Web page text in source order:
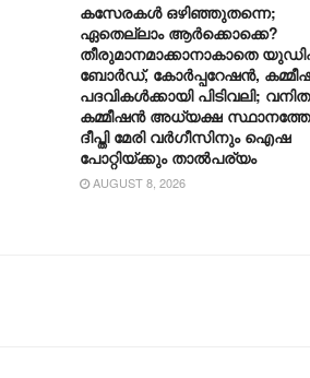
കസേരകൾ ഒഴിഞ്ഞുതന്നെ;
ഏതെല്ലാം ആർക്കൊക്കെ?
തീരുമാനമാക്കാനാകാതെ
ബോർഡ്, കോർപ്പറേഷൻ,
പദവികൾക്കായി പിടിവലി;
കമ്മീഷൻ അധ്യക്ഷ
ദീപ്തി മേരി വർഗീസിനും ഐഷ
പോറ്റിയ്ക്കും താൽപര്യം
AUGUST 8, 2026